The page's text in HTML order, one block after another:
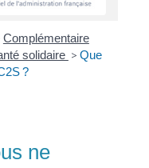
Complémentaire
solidaire > Que
?
ne